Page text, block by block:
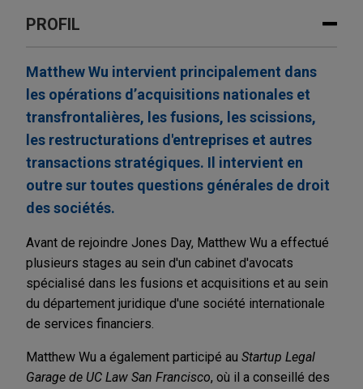
PROFIL
Matthew Wu intervient principalement dans
les opérations d’acquisitions nationales et
transfrontalières, les fusions, les scissions,
les restructurations d'entreprises et autres
transactions stratégiques. Il intervient en
outre sur toutes questions générales de droit
des sociétés.
Avant de rejoindre Jones Day, Matthew Wu a effectué
plusieurs stages au sein d'un cabinet d'avocats
spécialisé dans les fusions et acquisitions et au sein
du département juridique d'une société internationale
de services financiers.
Matthew Wu a également participé au Startup Legal
Garage de UC Law San Francisco, où il a conseillé des